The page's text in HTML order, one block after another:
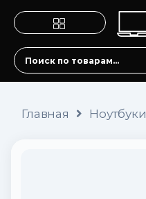
Главная Ноутбуки